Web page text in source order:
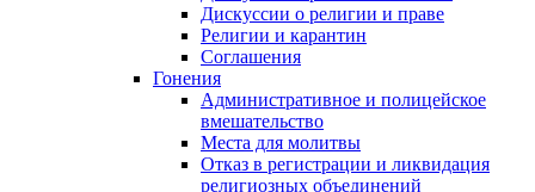
Дискуссии о религии и праве
Религии и карантин
Соглашения
Гонения
Административное и полицейское
вмешательство
Места для молитвы
Отказ в регистрации и ликвидация
религиозных объединений